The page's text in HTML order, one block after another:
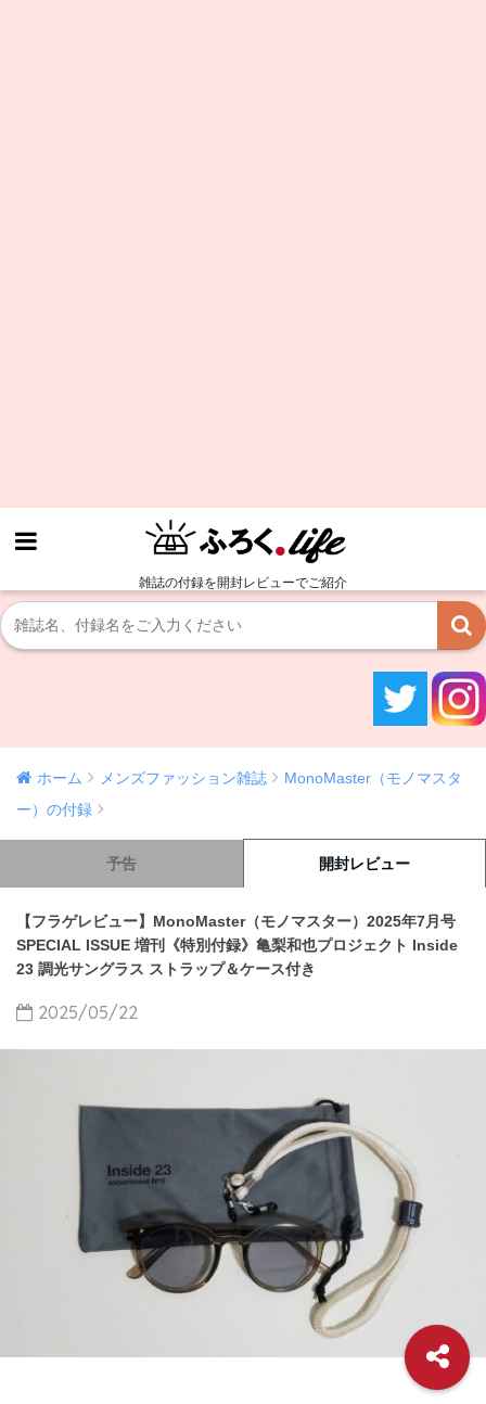
雑誌の付録を開封レビューでご紹介
ホーム メンズファッション雑誌
MonoMaster（モノマスタ
ー）の付録
予告 開封レビュー
【フラゲレビュー】MonoMaster（モノマスター）2025年7月号
SPECIAL ISSUE 増刊《特別付録》亀梨和也プロジェクト Inside
23 調光サングラス ストラップ＆ケース付き
2025/05/22